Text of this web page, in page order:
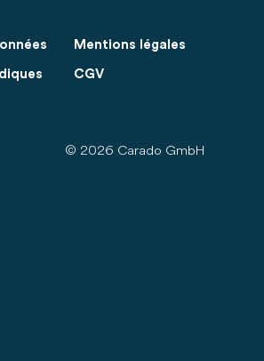
Mentions légales
CGV
© 2026 Carado GmbH